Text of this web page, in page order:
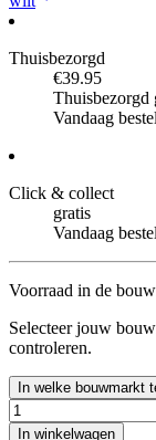
Thuisbezorgd
€39.95
Thuisbezorgd
Vandaag
Click & collect
gratis
Vandaag
Voorraad in de
Selecteer jouw
controleren.
In welke bouwmarkt
In winkelwagen